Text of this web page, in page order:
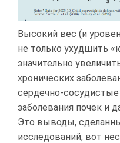
Высокий вес (и
не только ухудшить
значительно
хронических
сердечно-сосудистые
заболевания почек и
Это выводы,
исследований, вот